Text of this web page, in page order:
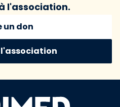
l'association.
un don